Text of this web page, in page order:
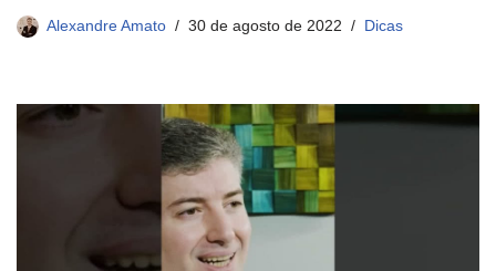
Alexandre Amato 30 de agosto de 2022 Dicas